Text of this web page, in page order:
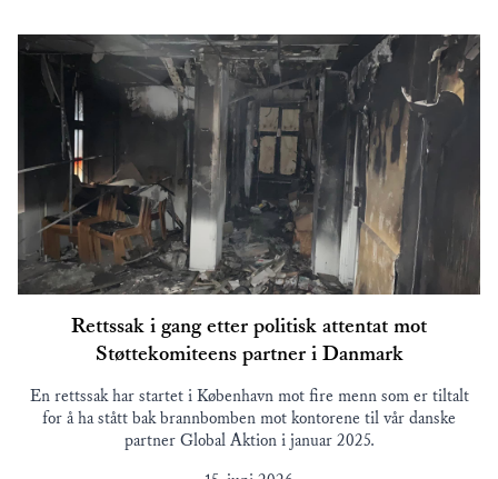
Rettssak i gang etter politisk attentat mot
Støttekomiteens partner i Danmark
En rettssak har startet i København mot fire menn som er tiltalt
for å ha stått bak brannbomben mot kontorene til vår danske
partner Global Aktion i januar 2025.